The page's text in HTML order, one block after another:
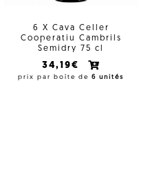
6 X Cava Celler
Cooperatiu Cambrils
Semidry 75 cl
34,19€
prix par boîte de 6 unités